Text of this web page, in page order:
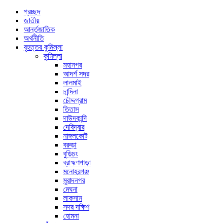
প্রচ্ছদ
জাতীয়
আর্ন্তজাতিক
অর্থনীতি
বৃহত্তর কুমিল্লা
কুমিল্লা
মহানগর
আদর্শ সদর
লালমাই
চান্দিনা
চৌদ্দগ্রাম
তিতাস
দাউদকান্দি
দেবিদ্বার
নাঙ্গলকোট
বরুড়া
বুড়িচং
ব্রাহ্মণপাড়া
মনোহরগঞ্জ
মুরাদনগর
মেঘনা
লাকসাম
সদর দক্ষিণ
হোমনা